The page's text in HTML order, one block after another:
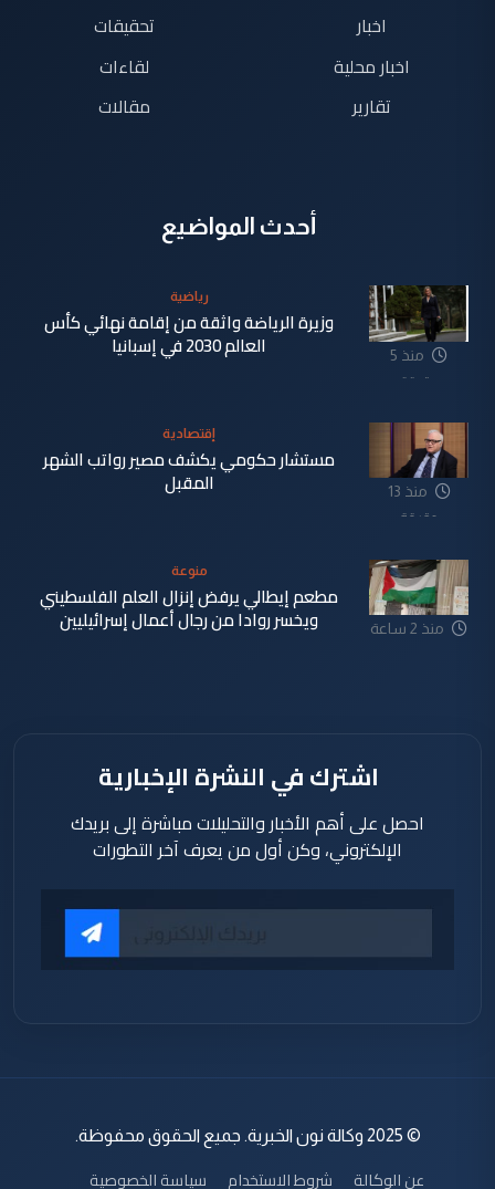
اخبار
اخبار محلية
تقارير
تحقيقات
لقاءات
مقالات
أحدث المواضيع
منذ 5
دقيقة
رياضية
وزيرة الرياضة واثقة من إقامة نهائي كأس
العالم 2030 في إسبانيا
منذ 13
دقيقة
إقتصادية
مستشار حكومي يكشف مصير رواتب الشهر
المقبل
منذ 2 ساعة
منوعة
مطعم إيطالي يرفض إنزال العلم الفلسطيني
ويخسر روادا من رجال أعمال إسرائيليين
اشترك في النشرة الإخبارية
احصل على أهم الأخبار والتحليلات مباشرة إلى بريدك
الإلكتروني، وكن أول من يعرف آخر التطورات
© 2025 وكالة نون الخبرية. جميع الحقوق محفوظة.
عن الوكالة شروط الاستخدام سياسة الخصوصية